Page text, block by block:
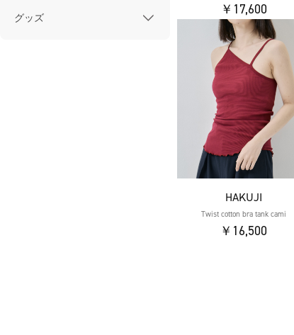
グッズ
￥17,600
HAKUJI
Twist cotton bra tank cami
￥16,500